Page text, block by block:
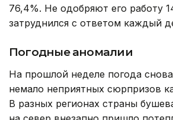
76,4%. Не одобряют его работу
затруднился с ответом каждый
Погодные аномалии
На прошлой неделе погода
немало неприятных сюрпризов
В разных регионах страны